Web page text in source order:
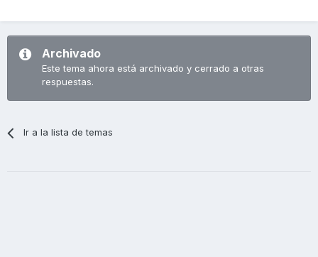
Archivado
Este tema ahora está archivado y cerrado a otras
respuestas.
Ir a la lista de temas